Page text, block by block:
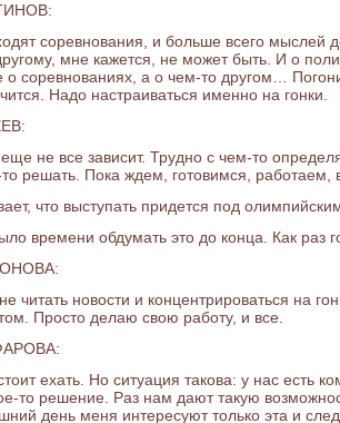
соревнования, и больше всего мыслей
мне кажется, не может быть. И о
о соревнованиях, а о чем-то другом…
Надо настраиваться именно на гонки.
не все зависит. Трудно с чем-то
то решать. Пока ждем, готовимся,
что выступать придется под
времени обдумать это до конца. Как раз
читать новости и концентрироваться на
Просто делаю свою работу, и все.
ехать. Но ситуация такова: у нас есть
то решение. Раз нам дают такую
день меня интересуют только эта и